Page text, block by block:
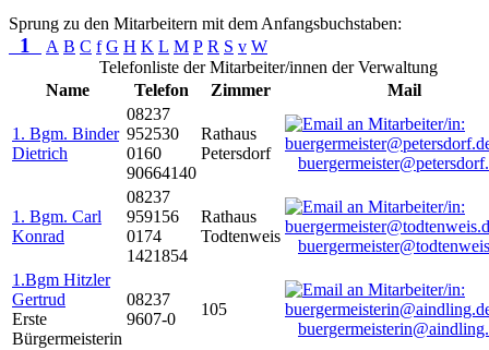
Sprung zu den Mitarbeitern mit dem Anfangsbuchstaben:
1 A B C f G H K L M P R S v W
Telefonliste der Mitarbeiter/innen der Verwaltung
Name
Telefon Zimmer Mail
1. Bgm. Binder
Dietrich
08237
952530
0160
90664140
Rathaus
Petersdorf
1. Bgm. Carl
Konrad
08237
959156
0174
1421854
Rathaus
Todtenweis
1.Bgm Hitzler
Gertrud
Erste
Bürgermeisterin
08237
9607-0
105